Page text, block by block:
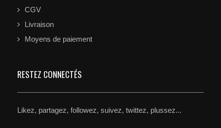
CGV
Livraison
Moyens de paiement
RESTEZ CONNECTÉS
Likez, partagez, followez, suivez, twittez, plussez...